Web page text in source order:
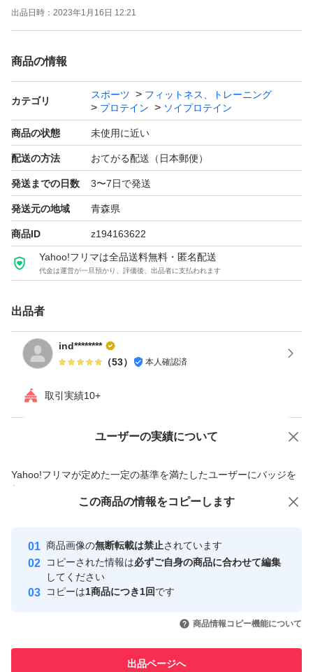
出品日時： 2023年1月16日 12:21
商品の情報
カテゴリ
スポーツ
フィットネス、トレーニング
プロテイン
ソイプロテイン
商品の状態 未使用に近い
配送の方法 おてがる配送（日本郵便）
発送までの日数 3〜7日で発送
発送元の地域 青森県
商品ID z194163622
Yahoo!フリマは全品送料無料・匿名配送
代金は運営が一旦預かり、評価後、出品者に支払われます
出品者
ind********
（53） 本人確認済
取引実績10+
ユーザーの実績について
Yahoo!フリマが定めた一定の基準を満たしたユーザーにバッジを
付与しています
安心取引出品者
心・安全なユーザーです
取引実績
引を完了させた実績があります
での取引実績があります
価格の相談 商品への質問
この商品の情報をコピーします
商品画像の無断転載は禁止されています
コピーされた情報は必ずご自身の商品に合わせて編集
してください
コピーは1商品につき1回です
商品情報コピー機能について
出品ページへ
この商品をみている人にオススメ